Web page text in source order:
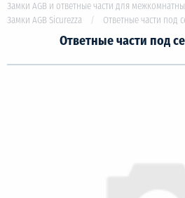
Замки AGB и ответные части для
Замки AGB Sicurezza
Ответные части под
Ответные части под